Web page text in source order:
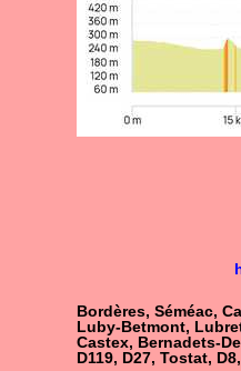
Bordères, Séméac,
Luby-Betmont,
Castex, Bernadets-
D119, D27, Tostat,